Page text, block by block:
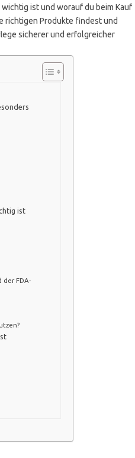
ist und worauf du beim Kauf
richtigen Produkte findest und
sicherer und erfolgreicher
ist
der FDA-